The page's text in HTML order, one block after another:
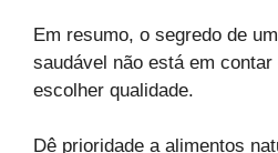
Em resumo, o segredo de
saudável não está em
escolher qualidade.
Dê prioridade a alimentos